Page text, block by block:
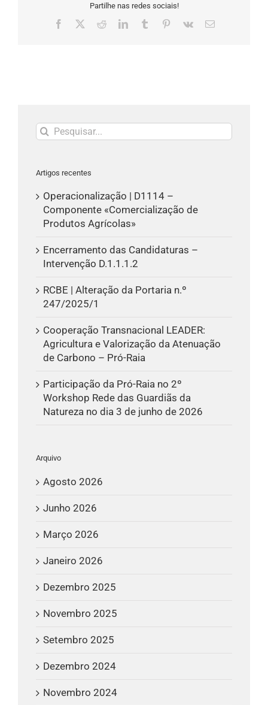
Partilhe nas redes sociais!
Facebook RedditLinkedInTumblr Pinterest
Vk
Email
Pesquisar
Artigos recentes
Operacionalização | D1114 –
Componente «Comercialização de
Produtos Agrícolas»
Encerramento das Candidaturas –
Intervenção D.1.1.1.2
RCBE | Alteração da Portaria n.º
247/2025/1
Cooperação Transnacional LEADER:
Agricultura e Valorização da Atenuação
de Carbono – Pró-Raia
Participação da Pró-Raia no 2º
Workshop Rede das Guardiãs da
Natureza no dia 3 de junho de 2026
Arquivo
Agosto 2026
Junho 2026
Março 2026
Janeiro 2026
Dezembro 2025
Novembro 2025
Setembro 2025
Dezembro 2024
Novembro 2024